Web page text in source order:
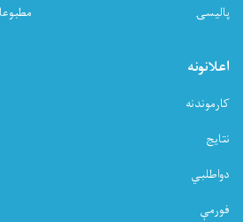
پالیسۍ
اعلانونه
کارموندنه
نتایج
دواطلبي
فورمې